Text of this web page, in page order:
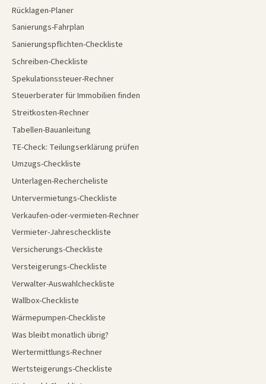
Rücklagen-Planer
Sanierungs-Fahrplan
Sanierungspflichten-Checkliste
Schreiben-Checkliste
Spekulationssteuer-Rechner
Steuerberater für Immobilien finden
Streitkosten-Rechner
Tabellen-Bauanleitung
TE-Check: Teilungserklärung prüfen
Umzugs-Checkliste
Unterlagen-Rechercheliste
Untervermietungs-Checkliste
Verkaufen-oder-vermieten-Rechner
Vermieter-Jahrescheckliste
Versicherungs-Checkliste
Versteigerungs-Checkliste
Verwalter-Auswahlcheckliste
Wallbox-Checkliste
Wärmepumpen-Checkliste
Was bleibt monatlich übrig?
Wertermittlungs-Rechner
Wertsteigerungs-Checkliste